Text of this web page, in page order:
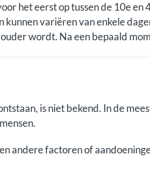
het eerst op tussen de 10e en
variëren van enkele
wordt. Na een bepaald
is niet bekend. In de
andere factoren of